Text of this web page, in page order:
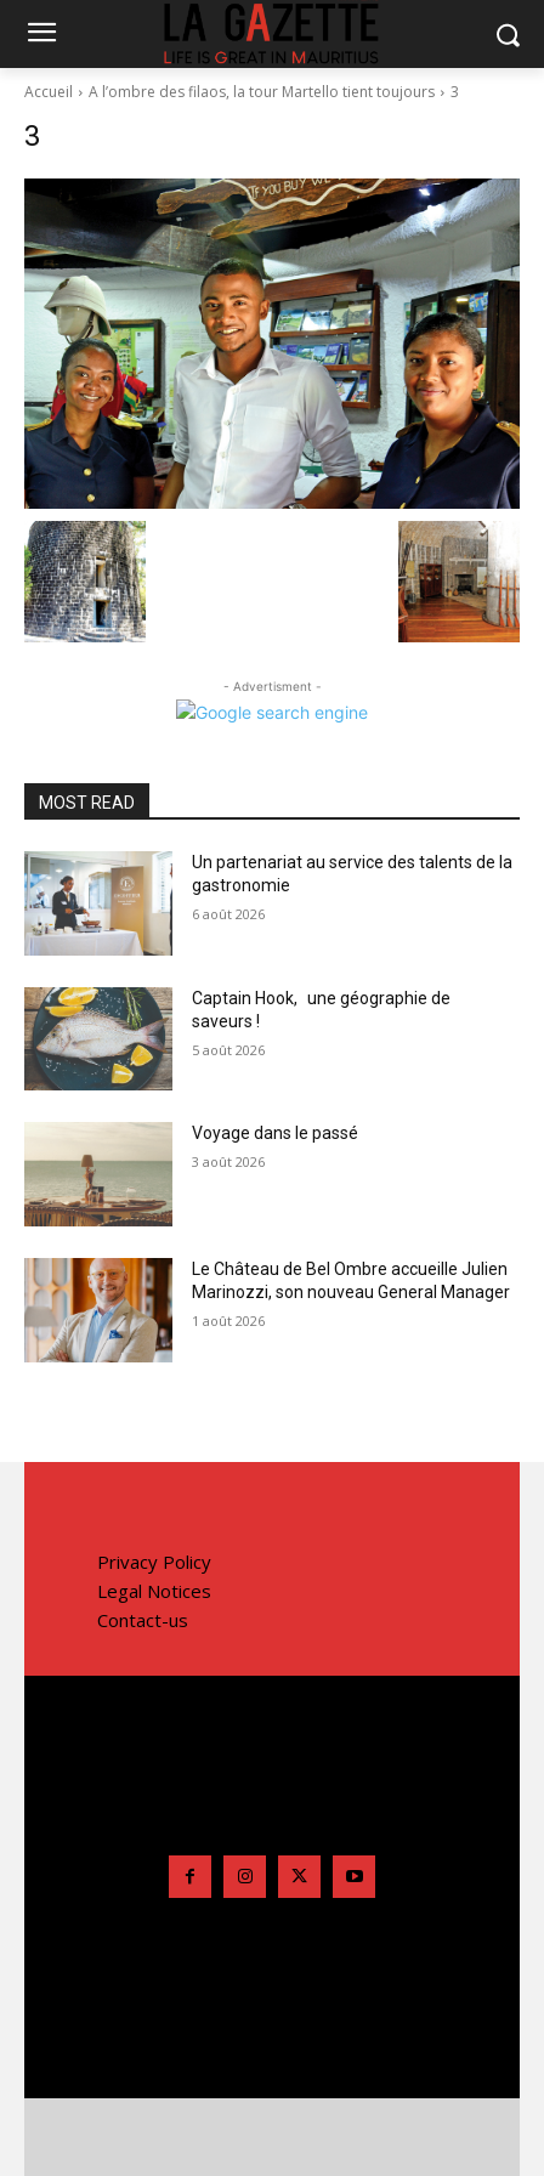
Accueil A l’ombre des filaos, la tour Martello tient toujours 3
3
- Advertisment -
MOST READ
Un partenariat au service des talents de la
gastronomie
6 août 2026
Captain Hook, une géographie de
saveurs !
5 août 2026
Voyage dans le passé
3 août 2026
Le Château de Bel Ombre accueille Julien
Marinozzi, son nouveau General Manager
1 août 2026
Privacy Policy
Legal Notices
Contact-us